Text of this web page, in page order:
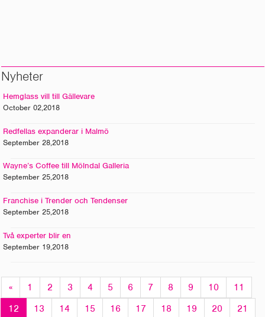
Nyheter
Hemglass vill till Gällevare
October 02,2018
Redfellas expanderar i Malmö
September 28,2018
Wayne’s Coffee till Mölndal Galleria
September 25,2018
Franchise i Trender och Tendenser
September 25,2018
Två experter blir en
September 19,2018
« 1 2 3 4 5 6 7 8 9 10
11
12
13 14 15 16 17 18 19 20 21